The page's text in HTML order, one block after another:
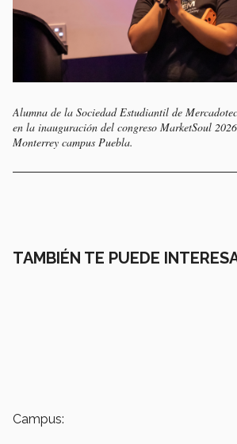
Alumna de la Sociedad Estudiantil de
en la inauguración del congreso MarketSoul
Monterrey campus Puebla.
TAMBIÉN TE PUEDE
Campus: